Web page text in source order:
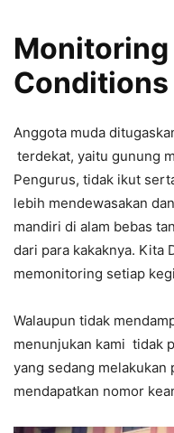
Monitoring
Conditions
Anggota muda
terdekat, yaitu gunung
Pengurus, tidak ikut
lebih mendewasakan
mandiri di alam bebas
dari para kakaknya. Kita
memonitoring setiap
Walaupun tidak
menunjukan kami tidak
yang sedang
mendapatkan nomor